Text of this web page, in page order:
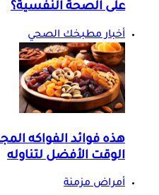
على الصحة النفسية؟
أخبار مطبخك الصحي
هذه فوائد الفواكه
الوقت الأفضل لتناوله
أمراض مزمنة